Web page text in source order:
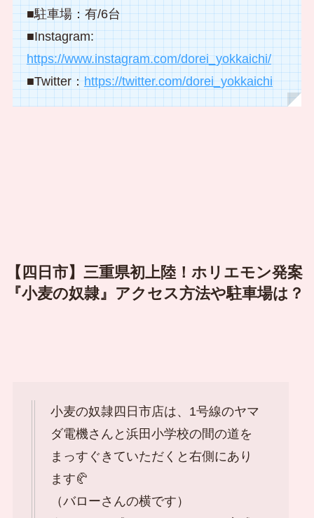
■駐車場：有/6台
■Instagram:
https://www.instagram.com/dorei_yokkaichi/
■Twitter：https://twitter.com/dorei_yokkaichi
【四日市】三重県初上陸！ホリエモン発案
『小麦の奴隷』アクセス方法や駐車場は？
小麦の奴隷四日市店は、1号線のヤマ
ダ電機さんと浜田小学校の間の道を
まっすぐきていただくと右側にあり
ます🥐
（バローさんの横です）